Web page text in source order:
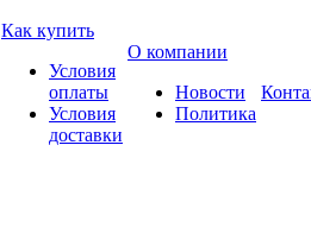
Как купить
Условия
оплаты
Условия
доставки
О компании
Новости
Политика